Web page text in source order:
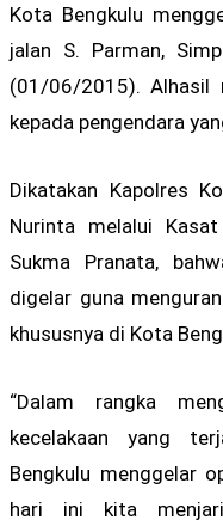
Kota Bengkulu
jalan S. Parman,
(01/06/2015). Alhasil
kepada pengendara
Dikatakan Kapolres
Nurinta melalui
Sukma Pranata,
digelar guna
khususnya di Kota
“Dalam rangka
kecelakaan yang
Bengkulu menggelar
hari ini kita